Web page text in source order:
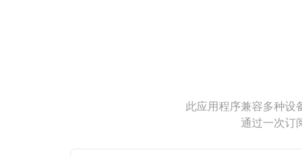
此应用程序兼容多种设
通过一次订